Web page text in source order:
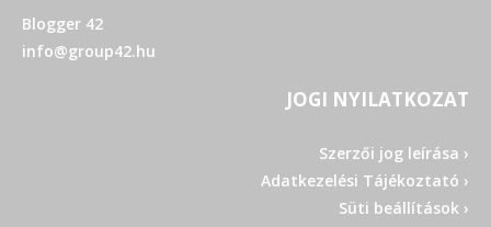
Blogger 42
info@group42.hu
JOGI NYILATKOZAT
Szerzői jog leírása ›
Adatkezelési Tájékoztató ›
Süti beállítások ›